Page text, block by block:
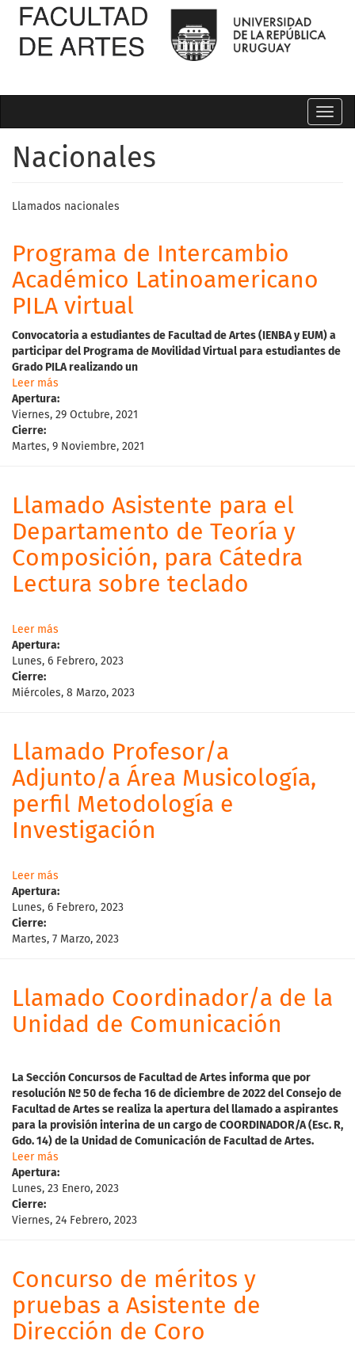
Toggle
Nacionales
Llamados nacionales
Programa de Intercambio
Académico Latinoamericano
PILA virtual
Convocatoria a estudiantes de Facultad de Artes ( IENBA y EUM) a
participar del Programa de Movilidad Virtual para estudiantes de
Grado PILA realizando un
Leer más
Apertura:
Viernes, 29 Octubre, 2021
Cierre:
Martes, 9 Noviembre, 2021
Llamado Asistente para el
Departamento de Teoría y
Composición, para Cátedra
Lectura sobre teclado
Leer más
Apertura:
Lunes, 6 Febrero, 2023
Cierre:
Miércoles, 8 Marzo, 2023
Llamado Profesor/a
Adjunto/a Área Musicología,
perfil Metodología e
Investigación
Leer más
Apertura:
Lunes, 6 Febrero, 2023
Cierre:
Martes, 7 Marzo, 2023
Llamado Coordinador/a de la
Unidad de Comunicación
La Sección Concursos de Facultad de Artes informa que por
resolución Nº 50 de fecha 16 de diciembre de 2022 del Consejo de
Facultad de Artes se realiza la apertura del llamado a aspirantes
para la provisión interina de un cargo de COORDINADOR/A (Esc. R,
Gdo. 14) de la Unidad de Comunicación de Facultad de Artes.
Leer más
Apertura:
Lunes, 23 Enero, 2023
Cierre:
Viernes, 24 Febrero, 2023
Concurso de méritos y
pruebas a Asistente de
Dirección de Coro